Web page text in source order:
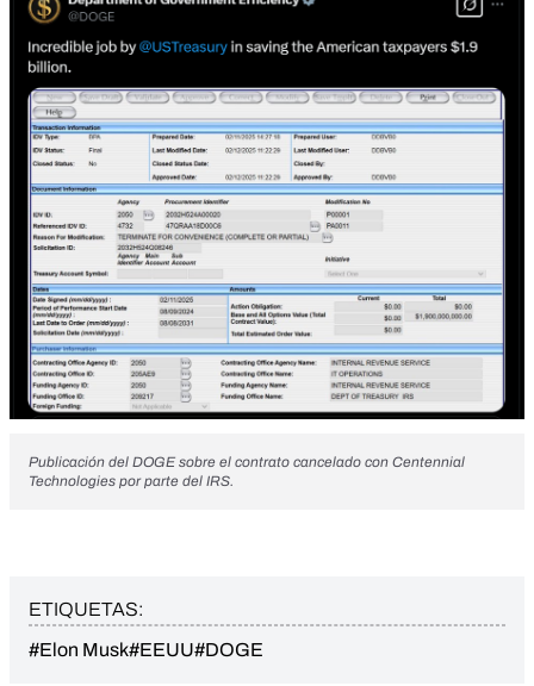
Publicación del DOGE sobre el contrato cancelado con Centennial
Technologies por parte del IRS.
ETIQUETAS:
#Elon Musk#EEUU#DOGE